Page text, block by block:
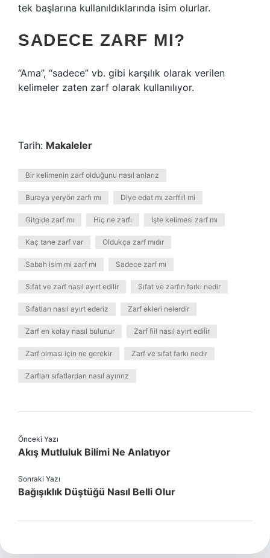
tek başlarına kullanıldıklarında isim olurlar.
SADECE ZARF MI?
“Ama”, “sadece” vb. gibi karşılık olarak verilen
kelimeler zaten zarf olarak kullanılıyor.
Tarih: Makaleler
Bir kelimenin zarf olduğunu nasıl anlarız
Buraya yeryön zarfı mı Diye edat mı zarffiil mi
Gitgide zarf mı Hiç ne zarfı İşte kelimesi zarf mı
Kaç tane zarf var Oldukça zarf mıdır
Sabah isim mi zarf mı Sadece zarf mı
Sıfat ve zarf nasıl ayırt edilir Sıfat ve zarfın farkı nedir
Sıfatları nasıl ayırt ederiz Zarf ekleri nelerdir
Zarf en kolay nasıl bulunur Zarf fiil nasıl ayırt edilir
Zarf olması için ne gerekir Zarf ve sıfat farkı nedir
Zarfları sıfatlardan nasıl ayırırız
Önceki Yazı
Akış Mutluluk Bilimi Ne Anlatıyor
Sonraki Yazı
Bağışıklık Düştüğü Nasıl Belli Olur